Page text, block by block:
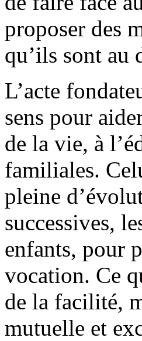
proposer des
qu’ils sont au
L’acte
sens pour
de la vie, à
familiales.
pleine
successives,
enfants, pour
vocation. Ce
de la facilité,
mutuelle et